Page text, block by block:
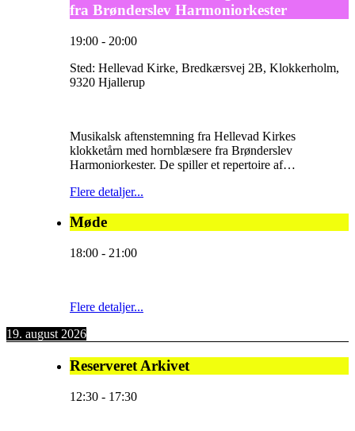
fra Brønderslev Harmoniorkester
19:00 - 20:00
Sted: Hellevad Kirke, Bredkærsvej 2B, Klokkerholm,
9320 Hjallerup
Musikalsk aftenstemning fra Hellevad Kirkes
klokketårn med hornblæsere fra Brønderslev
Harmoniorkester. De spiller et repertoire af…
Flere detaljer...
Møde
18:00 - 21:00
Flere detaljer...
19. august 2026
Reserveret Arkivet
12:30 - 17:30